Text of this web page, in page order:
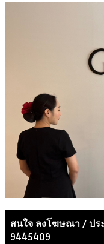
สนใจ ลงโฆษณา / ป
9445409